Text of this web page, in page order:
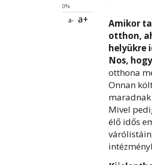
0%
a- a+
Amikor
otthon,
helyükre
Nos,
otthona
Onnan
Mivel
élő idős